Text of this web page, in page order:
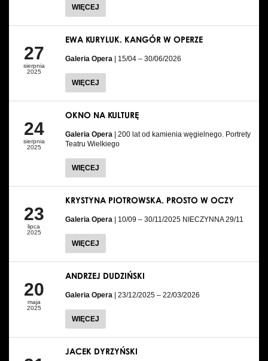
WIĘCEJ
27
sierpnia
2025
EWA KURYLUK. KANGÓR W OPERZE
Galeria Opera | 15/04 – 30/06/2026
WIĘCEJ
24
sierpnia
2025
OKNO NA KULTURĘ
Galeria Opera | 200 lat od kamienia węgielnego. Portrety
Teatru Wielkiego
WIĘCEJ
23
lipca
2025
KRYSTYNA PIOTROWSKA. PROSTO W OCZY
Galeria Opera | 10/09 – 30/11/2025 NIECZYNNA 29/11
WIĘCEJ
20
maja
2025
ANDRZEJ DUDZIŃSKI
Galeria Opera | 23/12/2025 – 22/03/2026
WIĘCEJ
JACEK DYRZYŃSKI